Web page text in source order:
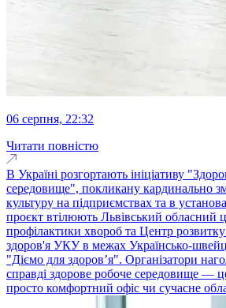
06 серпня, 22:32
Читати повністю
В Україні розгортають ініціативу
середовище", покликану кардинально
культуру на підприємствах та в
проєкт втілюють Львівський обласний
профілактики хвороб та Центр
здоров'я УКУ в межах Українсько-
"Діємо для здоров’я". Організатори
справді здорове робоче середовище —
просто комфортний офіс чи сучасне